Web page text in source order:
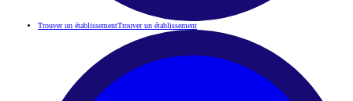
Trouver un établissementTrouver un établissement